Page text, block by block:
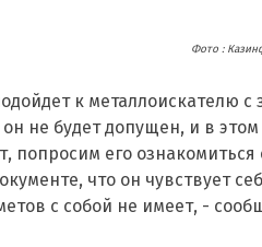
Фото :
к металлоискателю
не будет допущен, и в
попросим его
что он чувствует
с собой не имеет, -